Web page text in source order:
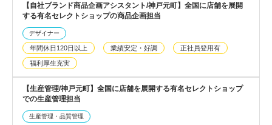
【自社ブランド商品企画アシスタント/神戸元町】全国に店舗を展開
する有名セレクトショップの商品企画担当
デザイナー
年間休日120日以上 業績安定・好調 正社員登用有
福利厚生充実
【生産管理/神戸元町】全国に店舗を展開する有名セレクトショップ
での生産管理担当
生産管理・品質管理